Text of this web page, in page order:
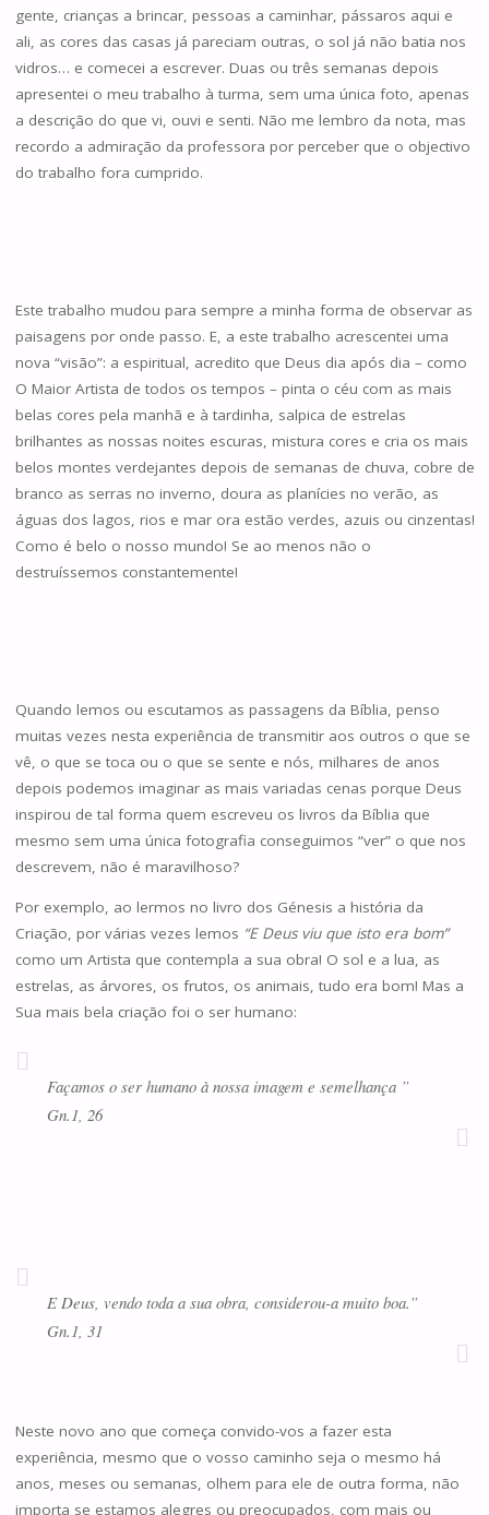
gente, crianças a brincar, pessoas a caminhar, pássaros aqui e
ali, as cores das casas já pareciam outras, o sol já não batia nos
vidros… e comecei a escrever. Duas ou três semanas depois
apresentei o meu trabalho à turma, sem uma única foto, apenas
a descrição do que vi, ouvi e senti. Não me lembro da nota, mas
recordo a admiração da professora por perceber que o objectivo
do trabalho fora cumprido.
Este trabalho mudou para sempre a minha forma de observar as
paisagens por onde passo. E, a este trabalho acrescentei uma
nova “visão”: a espiritual, acredito que Deus dia após dia – como
O Maior Artista de todos os tempos – pinta o céu com as mais
belas cores pela manhã e à tardinha, salpica de estrelas
brilhantes as nossas noites escuras, mistura cores e cria os mais
belos montes verdejantes depois de semanas de chuva, cobre de
branco as serras no inverno, doura as planícies no verão, as
águas dos lagos, rios e mar ora estão verdes, azuis ou cinzentas!
Como é belo o nosso mundo! Se ao menos não o
destruíssemos constantemente!
Quando lemos ou escutamos as passagens da Bíblia, penso
muitas vezes nesta experiência de transmitir aos outros o que se
vê, o que se toca ou o que se sente e nós, milhares de anos
depois podemos imaginar as mais variadas cenas porque Deus
inspirou de tal forma quem escreveu os livros da Bíblia que
mesmo sem uma única fotografia conseguimos “ver” o que nos
descrevem, não é maravilhoso?
Por exemplo, ao lermos no livro dos Génesis a história da
Criação, por várias vezes lemos “E Deus viu que isto era bom”
como um Artista que contempla a sua obra! O sol e a lua, as
estrelas, as árvores, os frutos, os animais, tudo era bom! Mas a
Sua mais bela criação foi o ser humano:
Façamos o ser humano à nossa imagem e semelhança ”
Gn.1, 26
E Deus, vendo toda a sua obra, considerou-a muito boa.”
Gn.1, 31
Neste novo ano que começa convido-vos a fazer esta
experiência, mesmo que o vosso caminho seja o mesmo há
anos, meses ou semanas, olhem para ele de outra forma, não
importa se estamos alegres ou preocupados, com mais ou